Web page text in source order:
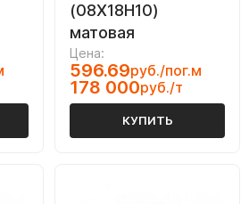
(08Х18Н10)
матовая
Цена:
596.69руб./пог.м
178 000руб./т
КУПИТЬ